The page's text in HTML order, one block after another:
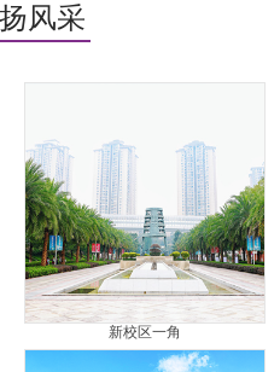
风采
新校区一角